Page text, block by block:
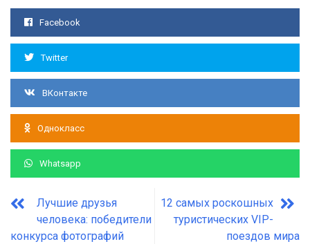
Facebook
Twitter
ВКонтакте
Однокласс
Whatsapp
Лучшие друзья
человека: победители
конкурса фотографий
12 самых роскошных
туристических VIP-
поездов мира